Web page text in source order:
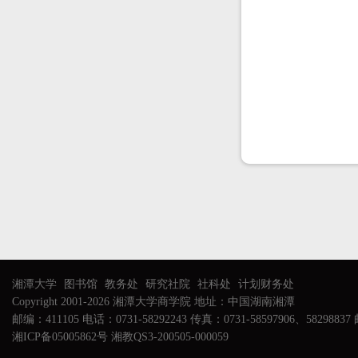
湘潭大学 图书馆 教务处 研究社院 社科处
计划财务处
Copyright 2001-2026 湘潭大学商学院 地址：中国湖南湘潭
邮编：411105 电话：0731-58292243 传真：0731-58597906、58298837
湘ICP备05005862号 湘教QS3-200505-000059